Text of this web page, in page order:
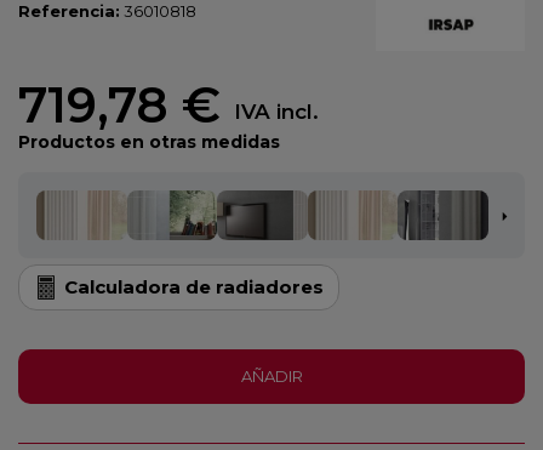
Referencia: 36010818
719,78 € IVA incl.
Productos en otras medidas
Calculadora de radiadores
AÑADIR